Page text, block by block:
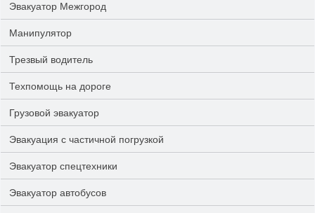
Эвакуатор Межгород
Манипулятор
Трезвый водитель
Техпомощь на дороге
Грузовой эвакуатор
Эвакуация с частичной погрузкой
Эвакуатор спецтехники
Эвакуатор автобусов